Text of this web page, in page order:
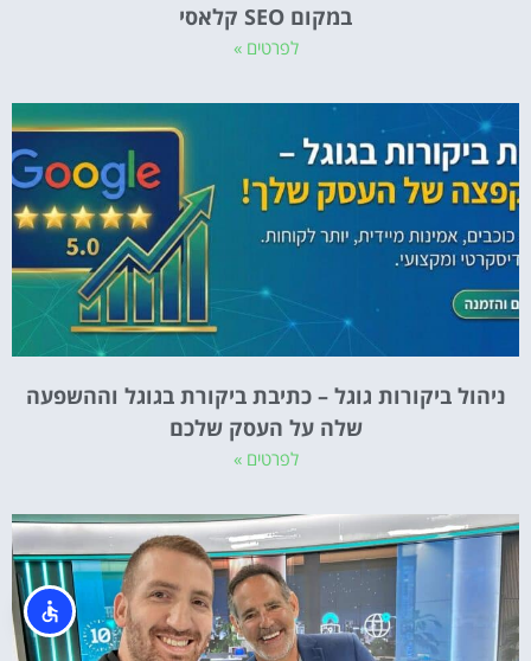
במקום SEO קלאסי
לפרטים »
ניהול ביקורות גוגל – כתיבת ביקורת בגוגל וההשפעה
שלה על העסק שלכם
לפרטים »